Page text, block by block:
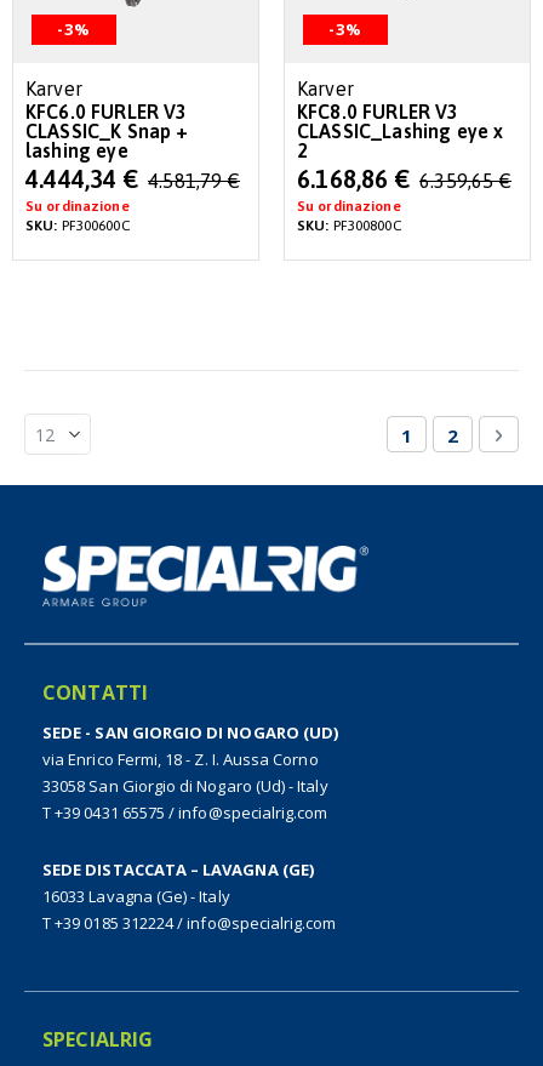
-3%
Karver
KFC6.0 FURLER V3
CLASSIC_K Snap +
lashing eye
Special
Price
4.444,34 € 4.581,79 €
Su ordinazione
SKU: PF300600C
-3%
Karver
KFC8.0 FURLER V3
CLASSIC_Lashing eye x
2
Special
Price
6.168,86 € 6.359,65 €
Su ordinazione
SKU: PF300800C
Pagina
Attualmente
1 Pagina
2
CONTATTI
SEDE - SAN GIORGIO DI NOGARO (UD)
via Enrico Fermi, 18 - Z. I. Aussa Corno
33058 San Giorgio di Nogaro (Ud) - Italy
T +39 0431 65575 /info@specialrig.com
SEDE DISTACCATA – LAVAGNA (GE)
16033 Lavagna (Ge) - Italy
T +39 0185 312224/info@specialrig.com
SPECIALRIG